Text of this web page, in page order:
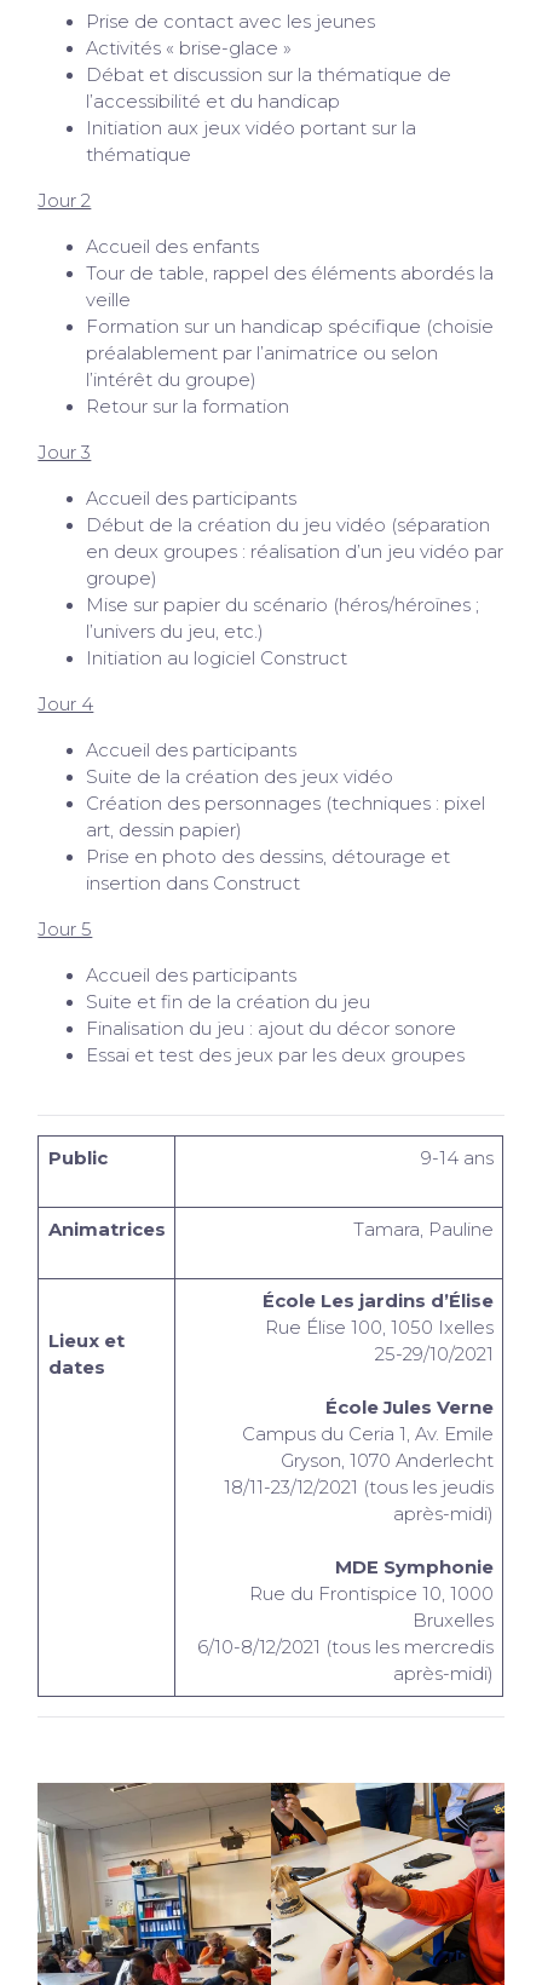
Prise de contact avec les jeunes
Activités « brise-glace »
Débat et discussion sur la thématique de
l’accessibilité et du handicap
Initiation aux jeux vidéo portant sur la
thématique
Jour 2
Accueil des enfants
Tour de table, rappel des éléments abordés la
veille
Formation sur un handicap spécifique (choisie
préalablement par l’animatrice ou selon
l’intérêt du groupe)
Retour sur la formation
Jour 3
Accueil des participants
Début de la création du jeu vidéo (séparation
en deux groupes : réalisation d’un jeu vidéo par
groupe)
Mise sur papier du scénario (héros/héroïnes ;
l’univers du jeu, etc.)
Initiation au logiciel Construct
Jour 4
Accueil des participants
Suite de la création des jeux vidéo
Création des personnages (techniques : pixel
art, dessin papier)
Prise en photo des dessins, détourage et
insertion dans Construct
Jour 5
Accueil des participants
Suite et fin de la création du jeu
Finalisation du jeu : ajout du décor sonore
Essai et test des jeux par les deux groupes
Public 9-14 ans
Animatrices Tamara, Pauline
Lieux et
dates
École Les jardins d’Élise
Rue Élise 100, 1050 Ixelles
25-29/10/2021
École Jules Verne
Campus du Ceria 1, Av. Emile
Gryson, 1070 Anderlecht
18/11-23/12/2021 (tous les jeudis
après-midi)
MDE Symphonie
Rue du Frontispice 10, 1000
Bruxelles
6/10-8/12/2021 (tous les mercredis
après-midi)